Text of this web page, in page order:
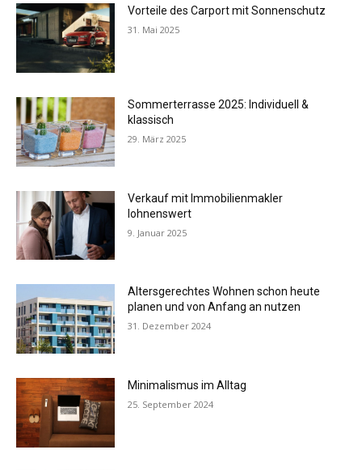
Vorteile des Carport mit Sonnenschutz
31. Mai 2025
Sommerterrasse 2025: Individuell &
klassisch
29. März 2025
Verkauf mit Immobilienmakler
lohnenswert
9. Januar 2025
Altersgerechtes Wohnen schon heute
planen und von Anfang an nutzen
31. Dezember 2024
Minimalismus im Alltag
25. September 2024